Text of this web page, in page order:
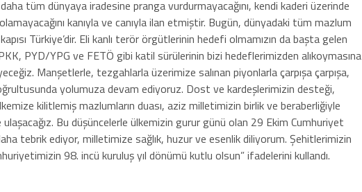
tüm dünyaya iradesine pranga vurdurmayacağını, kendi kaderi üzerinde
kanıyla ve canıyla ilan etmiştir. Bugün, dünyadaki tüm mazlum
Türkiye’dir. Eli kanlı terör örgütlerinin hedefi olmamızın da başta gelen
PYD/YPG ve FETÖ gibi katil sürülerinin bizi hedeflerimizden alıkoymasına
Manşetlerle, tezgahlarla üzerimize salınan piyonlarla çarpışa çarpışa,
yolumuza devam ediyoruz. Dost ve kardeşlerimizin desteği,
kilitlemiş mazlumların duası, aziz milletimizin birlik ve beraberliğiyle
Bu düşüncelerle ülkemizin gurur günü olan 29 Ekim Cumhuriyet
tebrik ediyor, milletimize sağlık, huzur ve esenlik diliyorum. Şehitlerimizin
98. incü kuruluş yıl dönümü kutlu olsun” ifadelerini kullandı.